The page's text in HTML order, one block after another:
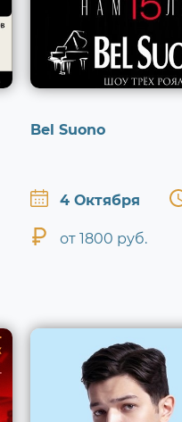
Bel Suono
4 Октября
от 1800 руб.